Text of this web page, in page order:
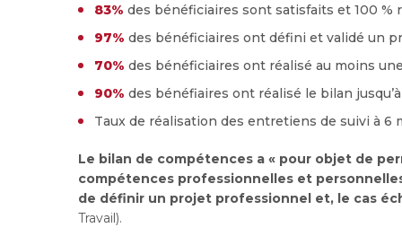
83% des bénéficiaires sont satisfaits et 100 %
97% des bénéficiaires ont défini et validé un
70% des bénéficiaires ont réalisé au moins
90% des bénéfiaires ont réalisé le bilan
Taux de réalisation des entretiens de suivi à 6
Le bilan de compétences a « pour objet de
compétences professionnelles et
de définir un projet professionnel et, le cas
Travail).